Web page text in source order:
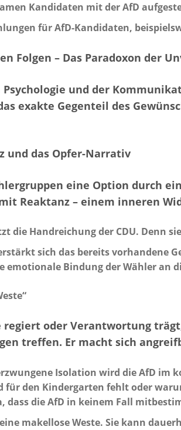
Kandidaten mit der AfD
für AfD-Kandidaten,
Folgen – Das Paradoxon der
und der
exakte Gegenteil des
und das Opfer-Narrativ
eine Option durch
Reaktanz – einem inneren
die Handreichung der CDU. Denn
sich das bereits vorhandene
emotionale Bindung der Wähler an
oder Verantwortung
treffen. Er macht sich
Isolation wird die AfD im
für den Kindergarten fehlt oder
dass die AfD in keinem Fall
makellose Weste. Sie kann